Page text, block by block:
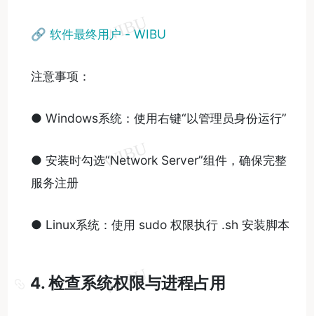
🔗 软件最终用户 - WIBU
注意事项：
● Windows系统：使用右键“以管理员身份运行”
● 安装时勾选“Network Server”组件，确保完整
服务注册
● Linux系统：使用 sudo 权限执行 .sh 安装脚本
4. 检查系统权限与进程占用